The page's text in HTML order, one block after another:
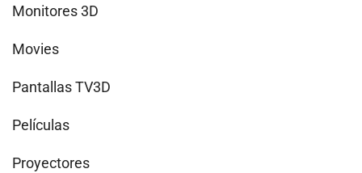
Monitores 3D
Movies
Pantallas TV3D
Películas
Proyectores